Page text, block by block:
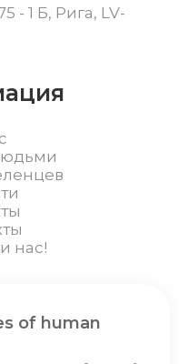
- 1 Б, Рига, LV-
нас!
of human